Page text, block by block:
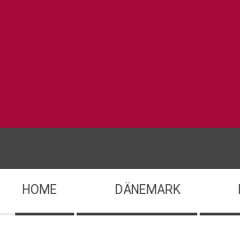
Navigation
Menu
HOME DÄNEMARK